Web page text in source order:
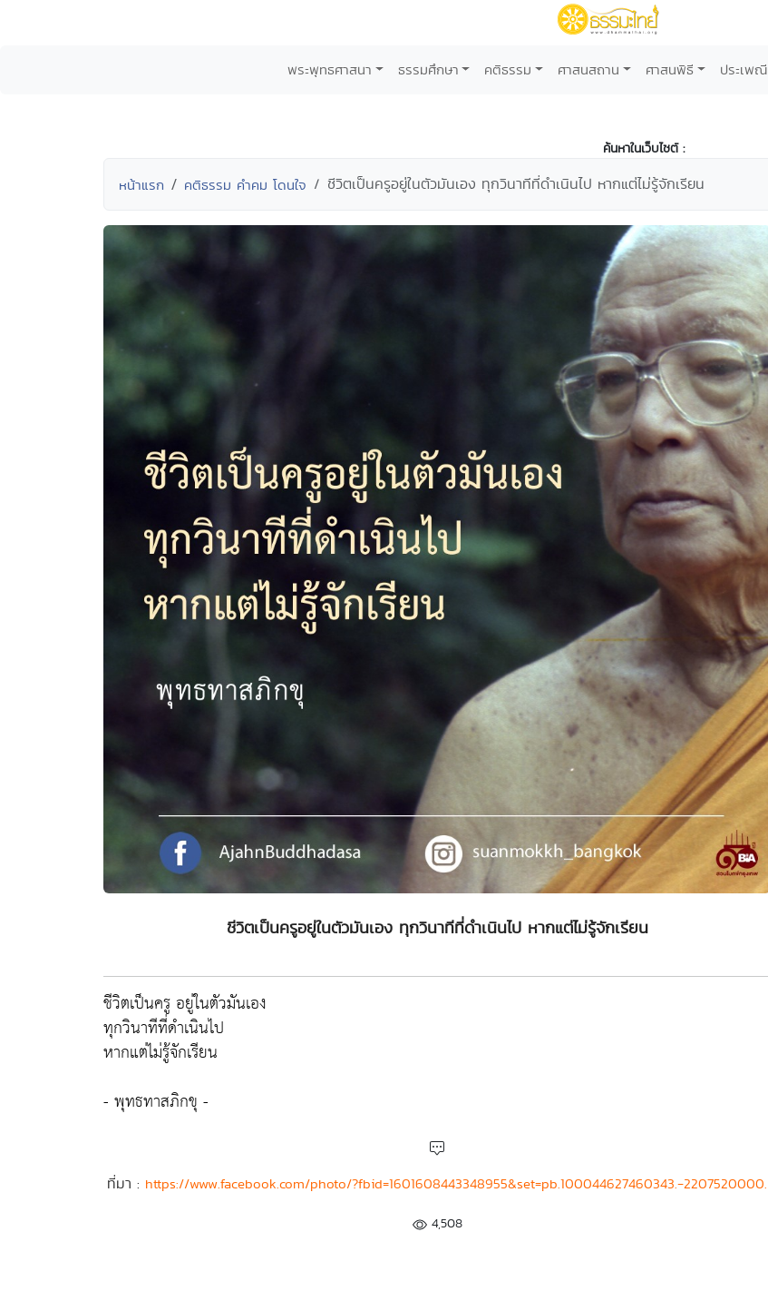
พระพุทธศาสนา ธรรมศึกษา คติธรรม ศาสนสถาน ศาสนพิธี ประเพณี
ค้นหาในเว็บไซต์ :
หน้าแรก คติธรรม คำคม โดนใจ ชีวิตเป็นครูอยู่ในตัวมันเอง ทุกวินาทีที่ดำเนินไป หากแต่ไม่รู้จักเรียน
ชีวิตเป็นครูอยู่ในตัวมันเอง ทุกวินาทีที่ดำเนินไป หากแต่ไม่รู้จักเรียน
ชีวิตเป็นครู อยู่ในตัวมันเอง
ทุกวินาทีที่ดำเนินไป
หากแต่ไม่รู้จักเรียน
- พุทธทาสภิกขุ -
ที่มา : https://www.facebook.com/photo/?fbid=1601608443348955&set=pb.100044627460343.-2207520000.
4,508